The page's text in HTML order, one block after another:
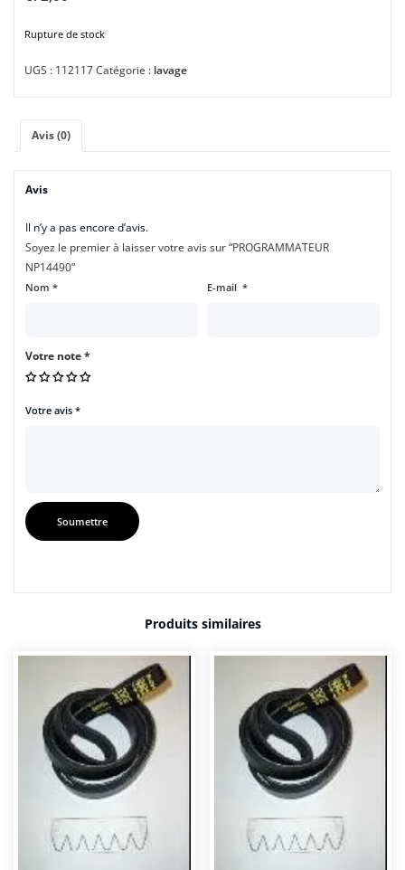
Rupture de stock
UGS : 112117Catégorie : lavage
Avis (0)
Avis
Il n’y a pas encore d’avis.
Soyez le premier à laisser votre avis sur “PROGRAMMATEUR
NP14490”
Nom * E-mail *
Votre note*
Votre avis *
Produits similaires